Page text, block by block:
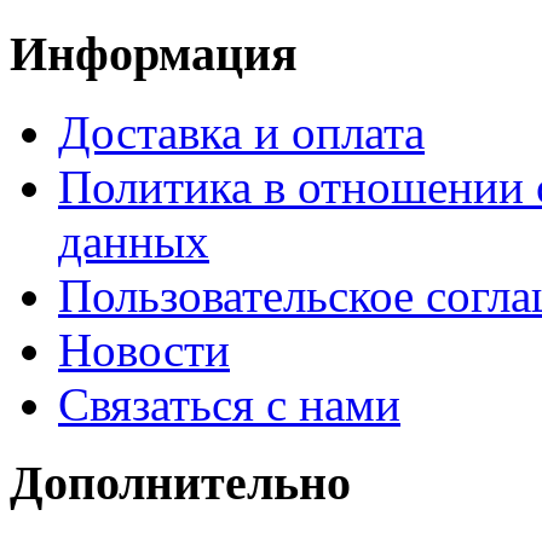
Информация
Доставка и оплата
Политика в отношении
данных
Пользовательское
Новости
Связаться с нами
Дополнительно